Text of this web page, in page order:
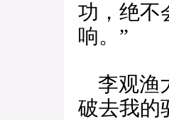
功，绝不
响。”
李观渔
破去我的